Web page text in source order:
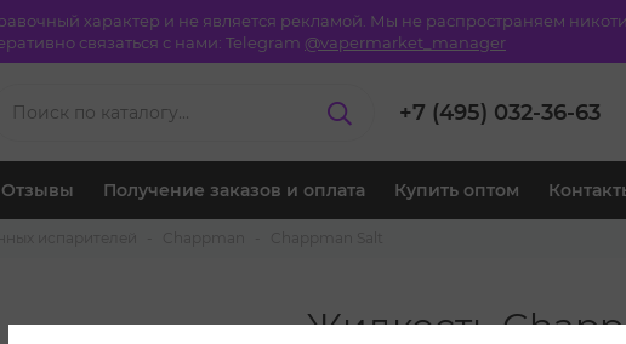
характер и не является рекламой. Мы не распространяем
связаться с нами: Telegram @vapermarket_manager
+7 (495) 032-36-63
Отзывы Получение заказов и оплата Купить оптом
Жидкость